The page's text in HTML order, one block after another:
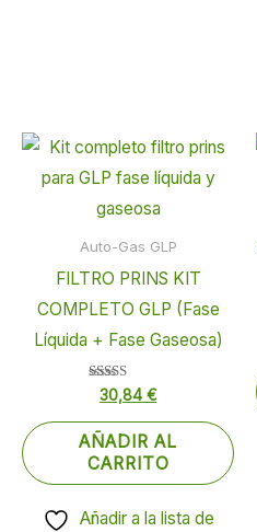
Auto-Gas GLP
FILTRO PRINS KIT
COMPLETO GLP (Fase
Líquida + Fase Gaseosa)
Valorado
con
5.00
de 5
30,84 €
AÑADIR AL
CARRITO
Añadir a la lista de